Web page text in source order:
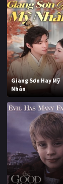
Giang Sơn Hay Mỹ
Nhân